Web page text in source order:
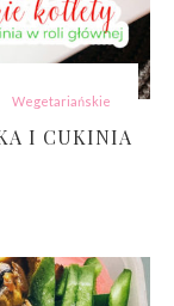
Wegetariańskie
I CUKINIA